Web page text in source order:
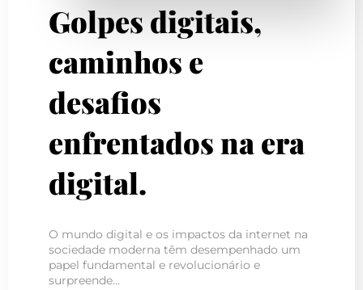
Golpes digitais,
caminhos e
desafios
enfrentados na era
digital.
O mundo digital e os impactos da internet na
sociedade moderna têm desempenhado um
papel fundamental e revolucionário e
surpreende…